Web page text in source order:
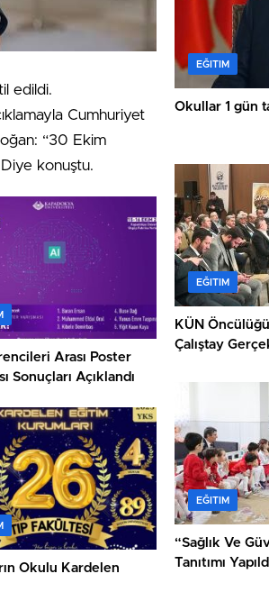
edildi.
Cumhuriyet
“30 Ekim
konuştu.
Arası Poster
Sonuçları Açıklandı
Okulu Kardelen
EĞITIM
Okullar 1 gün
EĞITIM
KÜN
Çalıştay
EĞITIM
“Sağlık Ve
Tanıtımı